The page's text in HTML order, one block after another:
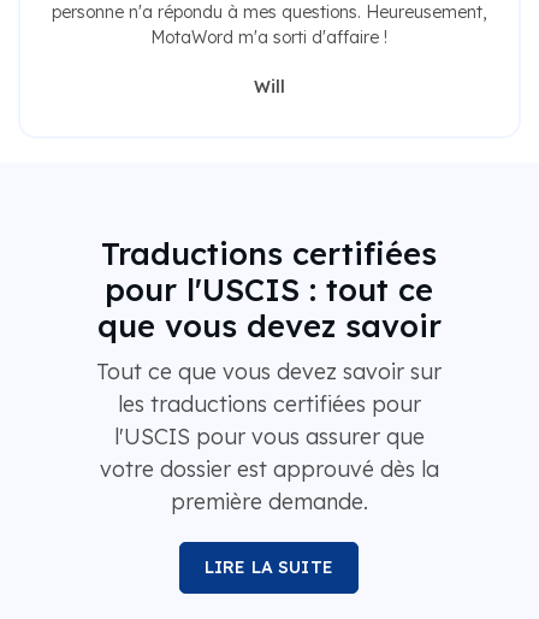
personne n'a répondu à mes questions. Heureusement,
MotaWord m'a sorti d'affaire !
Will
Traductions certifiées
pour l'USCIS : tout ce
que vous devez savoir
Tout ce que vous devez savoir sur
les traductions certifiées pour
l'USCIS pour vous assurer que
votre dossier est approuvé dès la
première demande.
LIRE LA SUITE